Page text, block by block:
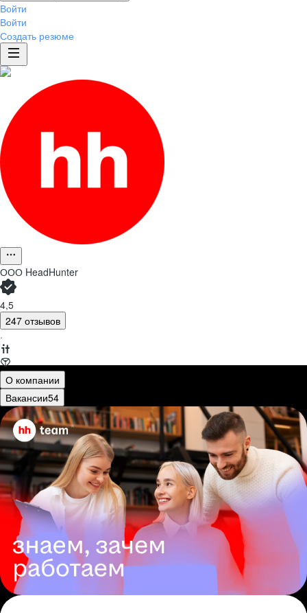
Войти
Войти
Создать резюме
ООО HeadHunter
4,5
247 отзывов
·
О компании
Вакансии54